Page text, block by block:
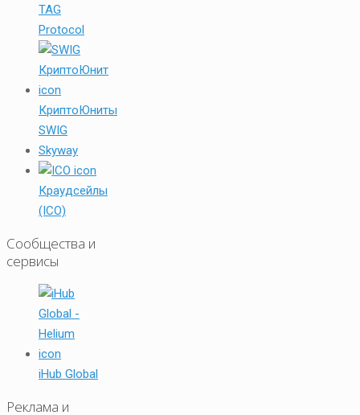
TAG
Protocol
КриптоЮниты
SWIG
Skyway
Краудсейлы
(ICO)
Сообщества и
сервисы
iHub Global
Реклама и